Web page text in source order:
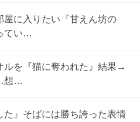
屋に入りたい『甘えん坊の
てい…
ルを『猫に奪われた』結果→
想…
た』そばには勝ち誇った表情